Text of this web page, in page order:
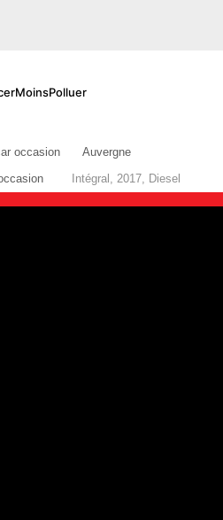
occasion
Auvergne
Intégral, 2017, Diesel